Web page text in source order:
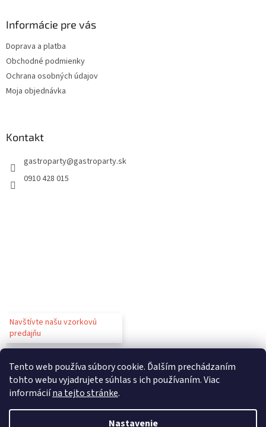
Tento web používa súbory cookie. Ďalším prechádzaním
tohto webu vyjadrujete súhlas s ich používaním. Viac
informáciína tejto stránke.
Nastavenie
Informácie pre vás
Doprava a platba
Obchodné podmienky
Ochrana osobných údajov
Moja objednávka
Kontakt
gastroparty@gastroparty.sk
0910 428 015
Navštívte našu vzorkovú
predajňu